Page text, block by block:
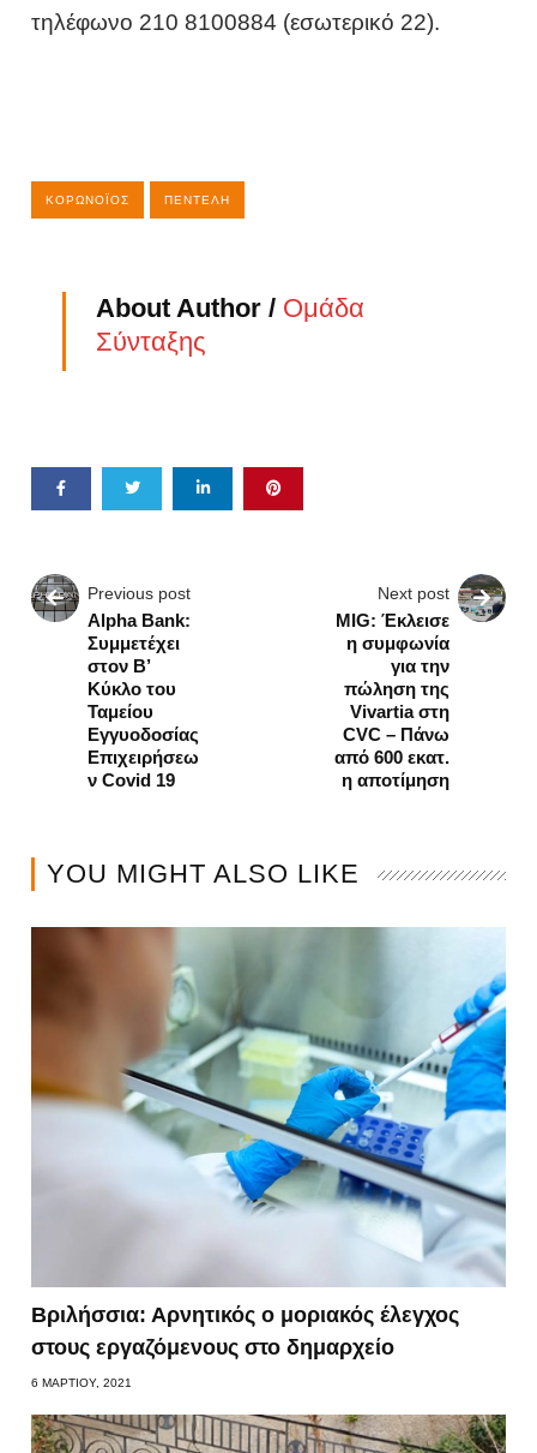
τηλέφωνο 210 8100884 (εσωτερικό 22).
ΚΟΡΩΝΟΪΌΣ ΠΕΝΤΈΛΗ
About Author / Ομάδα
Σύνταξης
Previous post
Alpha Bank:
Συμμετέχει
στον Β’
Κύκλο του
Ταμείου
Εγγυοδοσίας
Επιχειρήσεω
ν Covid 19
Next post
MIG: Έκλεισε
η συμφωνία
για την
πώληση της
Vivartia στη
CVC – Πάνω
από 600 εκατ.
η αποτίμηση
YOU MIGHT ALSO LIKE
Βριλήσσια: Αρνητικός ο μοριακός έλεγχος
στους εργαζόμενους στο δημαρχείο
6 ΜΑΡΤΊΟΥ, 2021